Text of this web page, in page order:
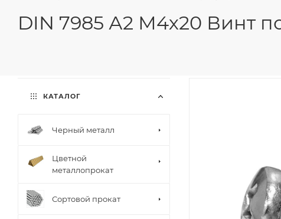
DIN 7985 А2 М4х20 Винт
КАТАЛОГ
Черный металл
Цветной
металлопрокат
Сортовой прокат